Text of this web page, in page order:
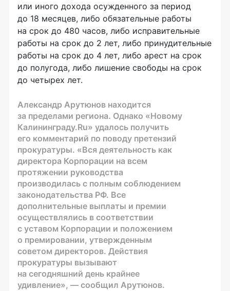
или иного дохода осужденного за период
до 18 месяцев, либо обязательные работы
на срок до 480 часов, либо исправительные
работы на срок до 2 лет, либо принудительные
работы на срок до 4 лет, либо арест на срок
до полугода, либо лишение свободы на срок
до четырех лет.
Александр Арутюнов находится
за пределами региона. Однако «Новому
Калининграду.Ru» удалось получить
его комментарий по поводу претензий
прокуратуры. «Вся деятельность как
директора Корпорации на всем
протяжении руководства
производилась с полным соблюдением
законодательства РФ. Все
дополнительные выплаты и премии
осуществлялись в соответствии
с уставом Корпорации и положением
о премировании, утвержденным
советом директоров. Действия
прокуратуры вызывают
на сегодняшний день крайнее
удивление», — сообщил Арутюнов.